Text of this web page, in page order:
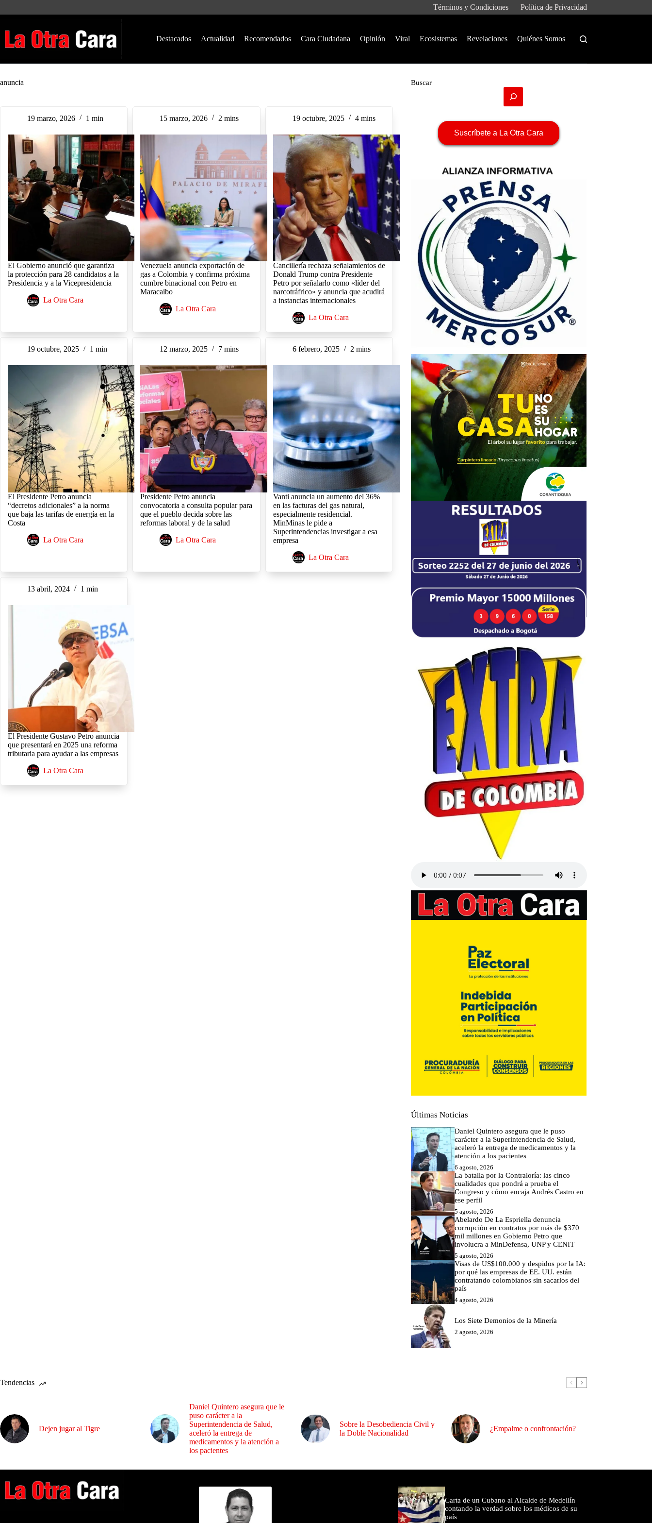
Términos y Condiciones Política de Privacidad
Destacados Actualidad Recomendados Cara Ciudadana Opinión Viral Ecosistemas Revelaciones Quiénes Somos
anuncia
19 marzo, 2026 1 min
El Gobierno anunció que garantiza
la protección para 28 candidatos a la
Presidencia y a la Vicepresidencia
La Otra Cara
15 marzo, 2026 2 mins
Venezuela anuncia exportación de
gas a Colombia y confirma próxima
cumbre binacional con Petro en
Maracaibo
La Otra Cara
19 octubre, 2025 4 mins
Cancillería rechaza señalamientos de
Donald Trump contra Presidente
Petro por señalarlo como «líder del
narcotráfrico» y anuncia que acudirá
a instancias internacionales
La Otra Cara
19 octubre, 2025 1 min
El Presidente Petro anuncia
“decretos adicionales” a la norma
que baja las tarifas de energía en la
Costa
La Otra Cara
12 marzo, 2025 7 mins
Presidente Petro anuncia
convocatoria a consulta popular para
que el pueblo decida sobre las
reformas laboral y de la salud
La Otra Cara
6 febrero, 2025 2 mins
Vanti anuncia un aumento del 36%
en las facturas del gas natural,
especialmente residencial.
MinMinas le pide a
Superintendencias investigar a esa
empresa
La Otra Cara
13 abril, 2024 1 min
El Presidente Gustavo Petro anuncia
que presentará en 2025 una reforma
tributaria para ayudar a las empresas
La Otra Cara
Buscar
Suscríbete a La Otra Cara
Últimas Noticias
Daniel Quintero asegura que le puso
carácter a la Superintendencia de Salud,
aceleró la entrega de medicamentos y la
atención a los pacientes
6 agosto, 2026
La batalla por la Contraloría: las cinco
cualidades que pondrá a prueba el
Congreso y cómo encaja Andrés Castro en
ese perfil
5 agosto, 2026
Abelardo De La Espriella denuncia
corrupción en contratos por más de $370
mil millones en Gobierno Petro que
involucra a MinDefensa, UNP y CENIT
5 agosto, 2026
Visas de US$100.000 y despidos por la IA:
por qué las empresas de EE. UU. están
contratando colombianos sin sacarlos del
país
4 agosto, 2026
Los Siete Demonios de la Minería
2 agosto, 2026
Tendencias
Dejen jugar al Tigre
Daniel Quintero asegura que le
puso carácter a la
Superintendencia de Salud,
aceleró la entrega de
medicamentos y la atención a
los pacientes
Sobre la Desobediencia Civil y
la Doble Nacionalidad
¿Empalme o confrontación?
Carta de un Cubano al Alcalde de Medellín
contando la verdad sobre los médicos de su
país